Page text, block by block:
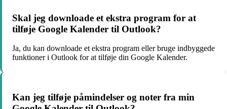
Skal jeg downloade et ekstra program for at
tilføje Google Kalender til Outlook?
Ja, du kan downloade et ekstra program eller bruge indbyggede
funktioner i Outlook for at tilføje din Google Kalender.
Kan jeg tilføje påmindelser og noter fra min